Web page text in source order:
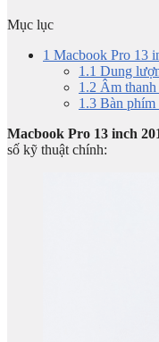
Mục lục
1 Macbook Pro 13
1.1 Dung
1.2 Âm
1.3 Bàn phím
Macbook Pro 13 inch
số kỹ thuật chính: